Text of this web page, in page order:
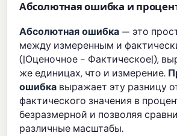
Абсолютная ошибка и
Абсолютная ошибка — это
между измеренным и
(|Оценочное - Фактическое|),
же единицах, что и измерение.
ошибка выражает эту разницу
фактического значения в
безразмерной и позволяя
различные масштабы.